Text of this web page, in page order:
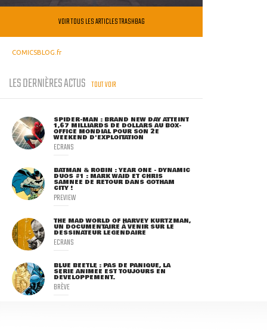
VOIR TOUS LES ARTICLES TRASHBAG
COMICSBLOG.fr
LES DERNIÈRES ACTUS TOUT VOIR
SPIDER-MAN : BRAND NEW DAY ATTEINT
1,67 MILLIARDS DE DOLLARS AU BOX-
OFFICE MONDIAL POUR SON 2E
WEEKEND D'EXPLOITATION
ECRANS
BATMAN & ROBIN : YEAR ONE - DYNAMIC
DUOS #1 : MARK WAID ET CHRIS
SAMNEE DE RETOUR DANS GOTHAM
CITY !
PREVIEW
THE MAD WORLD OF HARVEY KURTZMAN,
UN DOCUMENTAIRE À VENIR SUR LE
DESSINATEUR LÉGENDAIRE
ECRANS
BLUE BEETLE : PAS DE PANIQUE, LA
SÉRIE ANIMÉE EST TOUJOURS EN
DÉVELOPPEMENT.
BRÈVE